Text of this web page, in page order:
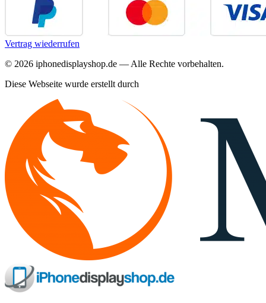
Vertrag wiederrufen
© 2026 iphonedisplayshop.de — Alle Rechte vorbehalten.
Diese Webseite wurde erstellt durch